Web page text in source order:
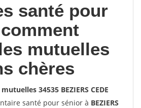
santé pour
mutuelles
chères
34535 BEZIERS CEDE
santé pour sénior à BEZIERS